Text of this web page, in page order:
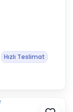
Hızlı Teslimat